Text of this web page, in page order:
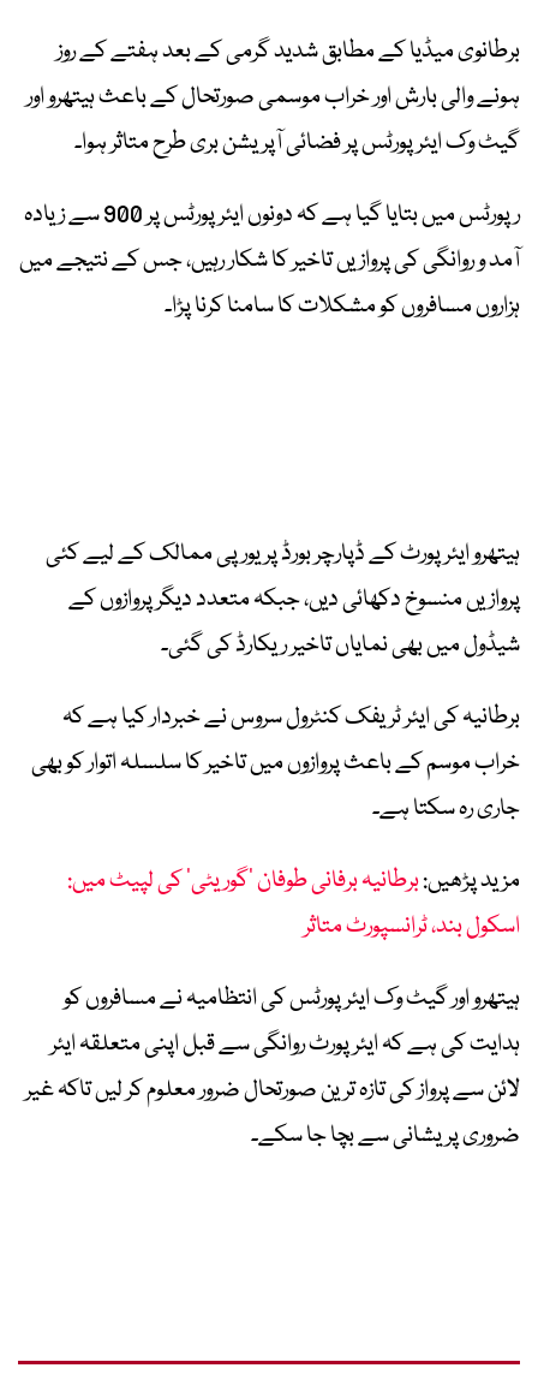
برطانوی میڈیا کے مطابق شدید گرمی کے بعد ہفتے کے روز
ہونے والی بارش اور خراب موسمی صورتحال کے باعث ہیتھرو اور
گیٹ وک ایئرپورٹس پر فضائی آپریشن بری طرح متاثر ہوا۔
رپورٹس میں بتایا گیا ہے کہ دونوں ایئرپورٹس پر 900 سے زیادہ
آمد و روانگی کی پروازیں تاخیر کا شکار رہیں، جس کے نتیجے میں
ہزاروں مسافروں کو مشکلات کا سامنا کرنا پڑا۔
ہیتھرو ایئرپورٹ کے ڈپارچر بورڈ پر یورپی ممالک کے لیے کئی
پروازیں منسوخ دکھائی دیں، جبکہ متعدد دیگر پروازوں کے
شیڈول میں بھی نمایاں تاخیر ریکارڈ کی گئی۔
برطانیہ کی ایئر ٹریفک کنٹرول سروس نے خبردار کیا ہے کہ
خراب موسم کے باعث پروازوں میں تاخیر کا سلسلہ اتوار کو بھی
جاری رہ سکتا ہے۔
مزید پڑھیں:برطانیہ برفانی طوفان ’گوریٹی‘ کی لپیٹ میں:
اسکول بند، ٹرانسپورٹ متاثر
ہیتھرو اور گیٹ وک ایئرپورٹس کی انتظامیہ نے مسافروں کو
ہدایت کی ہے کہ ایئرپورٹ روانگی سے قبل اپنی متعلقہ ایئر
لائن سے پرواز کی تازہ ترین صورتحال ضرور معلوم کر لیں تاکہ غیر
ضروری پریشانی سے بچا جا سکے۔